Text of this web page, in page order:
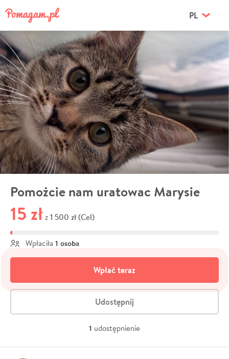
PL
Pomożcie nam uratowac Marysie
15 zł z 1 500 zł (Cel)
Wpłaciła 1 osoba
Wpłać teraz
Udostępnij
1 udostępnienie